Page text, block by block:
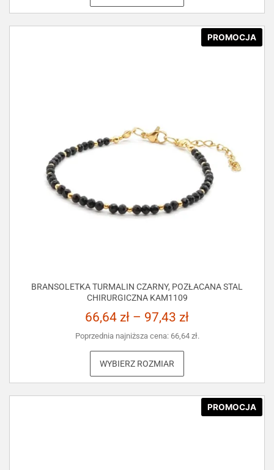
PROMOCJA
BRANSOLETKA TURMALIN CZARNY, POZŁACANA STAL
CHIRURGICZNA KAM1109
66,64 zł – 97,43 zł
Poprzednia najniższa cena: 66,64 zł.
WYBIERZ ROZMIAR
PROMOCJA